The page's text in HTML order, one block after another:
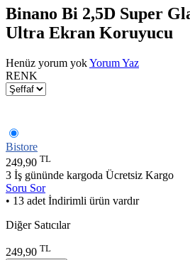
Binano Bi 2,5D Super
Ultra Ekran Koruyucu
Henüz yorum yokYorum Yaz
RENK
Bistore
249,90 TL
3 İş gününde kargoda Ücretsiz Kargo
Soru Sor
• 13 adet İndirimli ürün vardır
Diğer Satıcılar
249,90 TL